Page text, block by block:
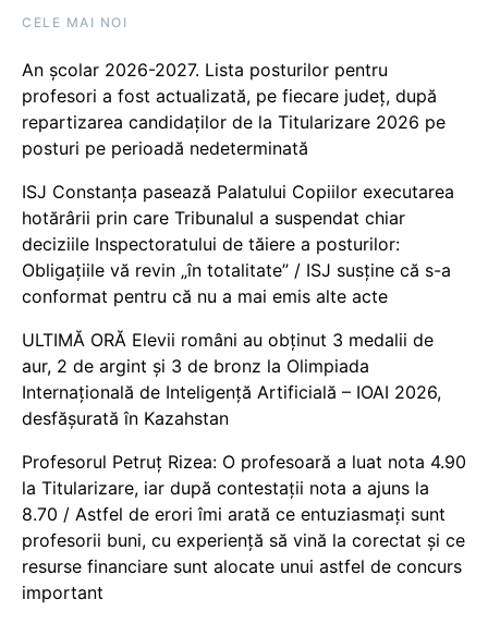
CELE MAI NOI
An școlar 2026-2027. Lista posturilor pentru
profesori a fost actualizată, pe fiecare județ, după
repartizarea candidaților de la Titularizare 2026 pe
posturi pe perioadă nedeterminată
ISJ Constanța pasează Palatului Copiilor executarea
hotărârii prin care Tribunalul a suspendat chiar
deciziile Inspectoratului de tăiere a posturilor:
Obligațiile vă revin „în totalitate” / ISJ susține că s-a
conformat pentru că nu a mai emis alte acte
ULTIMĂ ORĂ Elevii români au obținut 3 medalii de
aur, 2 de argint și 3 de bronz la Olimpiada
Internațională de Inteligență Artificială – IOAI 2026,
desfășurată în Kazahstan
Profesorul Petruț Rizea: O profesoară a luat nota 4.90
la Titularizare, iar după contestații nota a ajuns la
8.70 / Astfel de erori îmi arată ce entuziasmați sunt
profesorii buni, cu experiență să vină la corectat și ce
resurse financiare sunt alocate unui astfel de concurs
important